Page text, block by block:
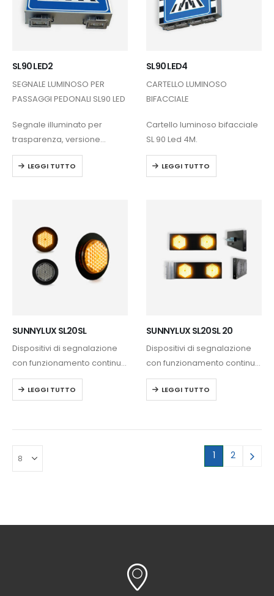
SL90 LED2
SEGNALE LUMINOSO PER
PASSAGGI PEDONALI SL90 LED
Segnale illuminato per
trasparenza, versione
monofacciale e bifacciale,
frontali intercambiabili.
LEGGI TUTTO
SL90 LED4
CARTELLO LUMINOSO
BIFACCIALE
Cartello luminoso bifacciale
SL 90 Led 4M.
LEGGI TUTTO
SUNNYLUX SL20SL
Dispositivi di segnalazione
con funzionamento continuo
24 ore. Alimentazione
fotovoltaica. Design
LEGGI TUTTO
SUNNYLUX SL20SL 20
Dispositivi di segnalazione
con funzionamento continuo
24 ore. Alimentazione
fotovoltaica. Design
LEGGI TUTTO
1 2